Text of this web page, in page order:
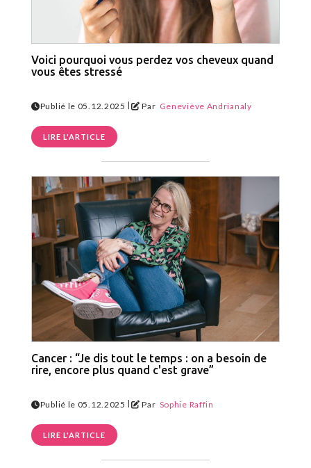
Voici pourquoi vous perdez vos cheveux quand
vous êtes stressé
Publié le 05.12.2025 | Par Geneviève Andrianaly
LIRE L'ARTICLE
Cancer : “Je dis tout le temps : on a besoin de
rire, encore plus quand c'est grave”
Publié le 05.12.2025 | Par Sophie Raffin
LIRE L'ARTICLE